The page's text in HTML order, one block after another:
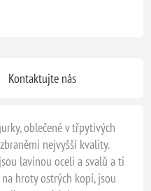
Kontaktujte nás
oblečené v třpytivých
nejvyšší kvality.
lavinou oceli a svalů a ti
hroty ostrých kopí, jsou